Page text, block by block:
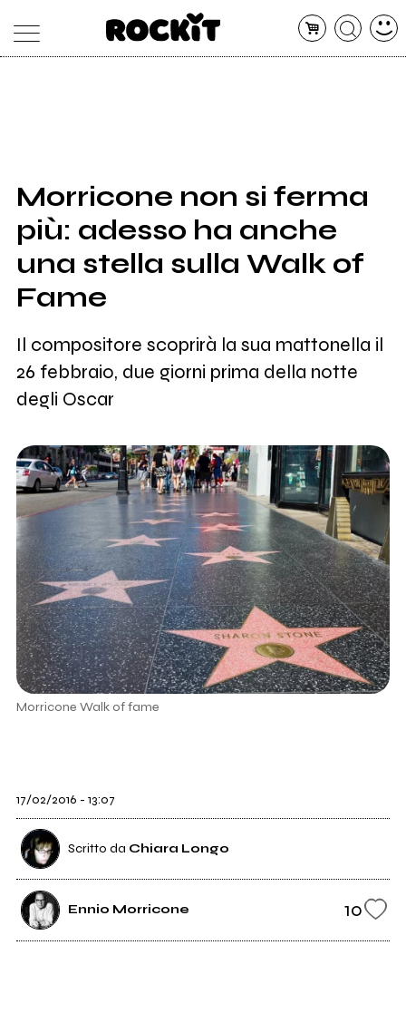
SHOP
RADIO
Morricone non si ferma
più: adesso ha anche
una stella sulla Walk of
Fame
Il compositore scoprirà la sua mattonella il
26 febbraio, due giorni prima della notte
degli Oscar
Morricone Walk of fame
17/02/2016 - 13:07
Scritto da Chiara Longo
Ennio Morricone 10